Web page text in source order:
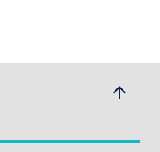
arrow_upwards